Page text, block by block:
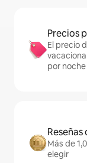
Precios
El precio
por
Más de
elegir